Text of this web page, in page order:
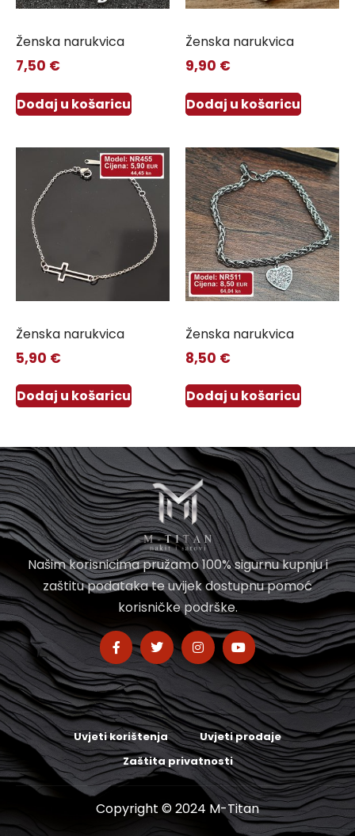
Ženska narukvica
7,50 €
Dodaj u košaricu
Ženska narukvica
9,90 €
Dodaj u košaricu
Ženska narukvica
5,90 €
Dodaj u košaricu
Ženska narukvica
8,50 €
Dodaj u košaricu
Našim korisnicima pružamo 100% sigurnu kupnju i
zaštitu podataka te uvijek dostupnu pomoć
korisničke podrške.
Uvjeti korištenja
Uvjeti prodaje
Zaštita privatnosti
Copyright © 2024 M-Titan